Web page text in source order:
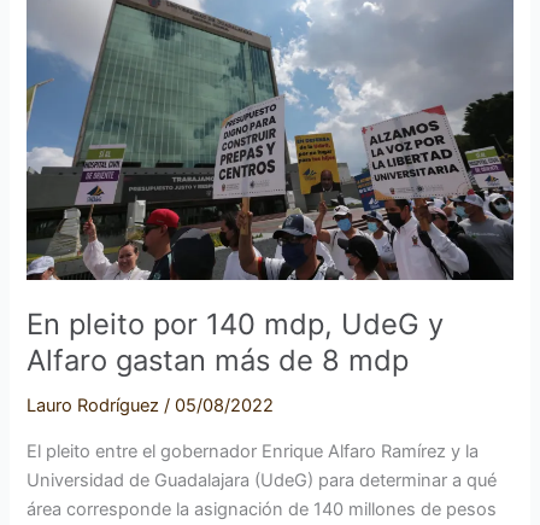
En pleito por 140 mdp, UdeG y
Alfaro gastan más de 8 mdp
Lauro Rodríguez/05/08/2022
El pleito entre el gobernador Enrique Alfaro Ramírez y la
Universidad de Guadalajara (UdeG) para determinar a qué
área corresponde la asignación de 140 millones de pesos
140
mdp,
UdeG
y
Alfaro
gastan
más
de
mdp